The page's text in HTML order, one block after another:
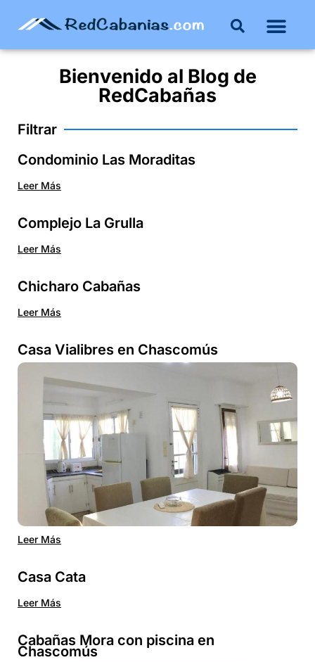
Bienvenido al Blog de
RedCabañas
Filtrar
Condominio Las Moraditas
Leer Más
Complejo La Grulla
Leer Más
Chicharo Cabañas
Leer Más
Casa Vialibres en Chascomús
Leer Más
Casa Cata
Leer Más
Cabañas Mora con piscina en
Chascomús